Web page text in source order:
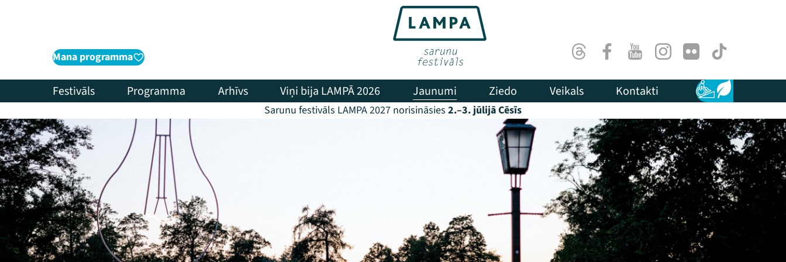
Mana programma ThreadsFacebookYoutubeInstagram
Flick TikTok
Festivāls Programma Arhīvs Viņi bija LAMPĀ 2026 Jaunumi Ziedo Veikals Kontakti Pieejamība
Ilgtspēja
Sarunu festivāls LAMPA 2027 norisināsies 2.–3. jūlijā Cēsīs